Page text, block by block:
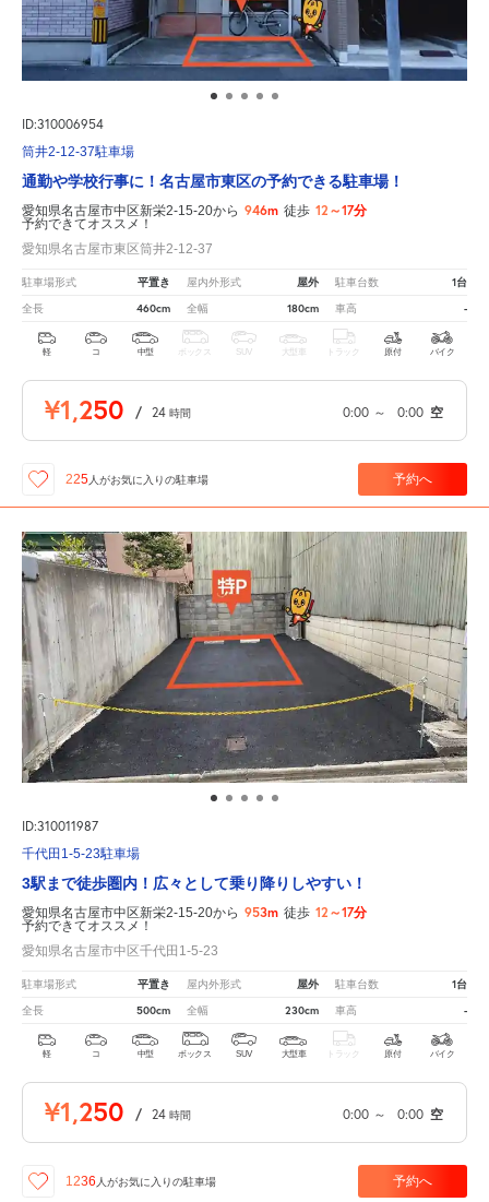
ID:310006954
筒井2-12-37駐車場
通勤や学校行事に！名古屋市東区の予約できる駐車場！
愛知県名古屋市中区新栄2-15-20から 946m 徒歩 12～17分
予約できてオススメ！
愛知県名古屋市東区筒井2-12-37
駐車場形式 平置き 屋内外形式 屋外 駐車台数 1台
全長 460cm 全幅 180cm 車高 -
軽 コ 中型 ボックス SUV 大型車 トラック 原付 バイク
¥1,250 / 24 時間 0:00 ～ 0:00 空
225 人がお気に入りの駐車場 予約へ
ID:310011987
千代田1-5-23駐車場
3駅まで徒歩圏内！広々として乗り降りしやすい！
愛知県名古屋市中区新栄2-15-20から 953m 徒歩 12～17分
予約できてオススメ！
愛知県名古屋市中区千代田1-5-23
駐車場形式 平置き 屋内外形式 屋外 駐車台数 1台
全長 500cm 全幅 230cm 車高 -
軽 コ 中型 ボックス SUV 大型車 トラック 原付 バイク
¥1,250 / 24 時間 0:00 ～ 0:00 空
1236 人がお気に入りの駐車場 予約へ